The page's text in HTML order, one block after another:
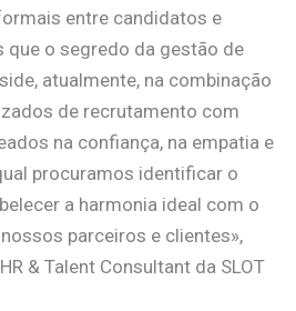
entre candidatos e
o segredo da gestão de
atualmente, na combinação
de recrutamento com
na confiança, na empatia e
procuramos identificar o
a harmonia ideal com o
parceiros e clientes»,
& Talent Consultant da SLOT